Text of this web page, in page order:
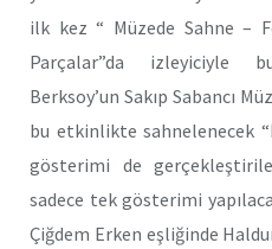
ilk kez “ Müzede Sahne –
Parçalar”da izleyiciyle
Berksoy’un Sakıp Sabancı
bu etkinlikte sahnelenecek
gösterimi de
sadece tek gösterimi
Çiğdem Erken eşliğinde